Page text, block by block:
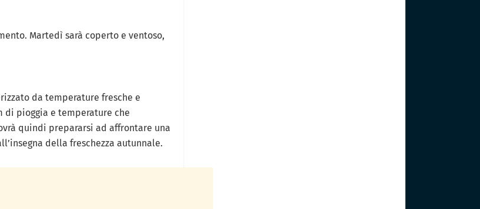
Martedì sarà coperto e ventoso,
da temperature fresche e
di pioggia e temperature che
quindi prepararsi ad affrontare una
della freschezza autunnale.